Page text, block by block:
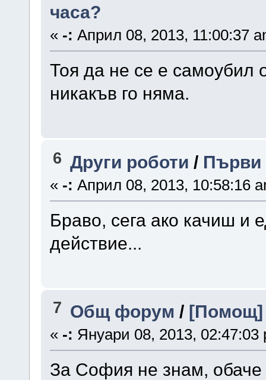
часа?
« -: Април 08, 2013, 11:00:37
Тоя да не се е самоубил
никакъв го няма.
6 Други роботи / Първи
« -: Април 08, 2013, 10:58:16
Браво, сега ако качиш и
действие...
7 Общ форум / [Помощ]
« -: Януари 08, 2013, 02:47:03
За София не знам,